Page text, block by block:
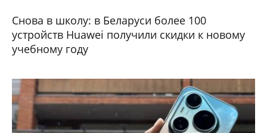
Снова в школу: в Беларуси более 100
устройств Huawei получили скидки к новому
учебному году